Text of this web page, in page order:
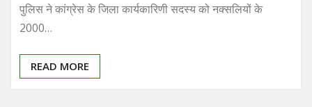
पुलिस ने कांग्रेस के जिला कार्यकारिणी सदस्य को नक्सलियों के
2000…
READ MORE